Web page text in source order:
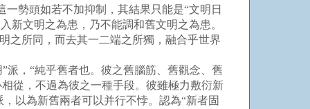
勢頭如若不加抑制，其結果只能是“文明日
新文明之為患，乃不能調和舊文明之為患。
之所同，而去其一二端之所獨，融合乎世界
，“純乎舊者也。彼之舊腦筋、舊觀念、舊
從，不過為彼之一種手段。彼雖極力敷衍新
以為新舊兩者可以并行不悖。認為“新者固